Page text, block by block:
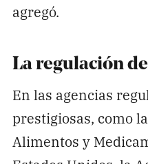
agregó.
La regulación
En las agencias
prestigiosas, como
Alimentos y